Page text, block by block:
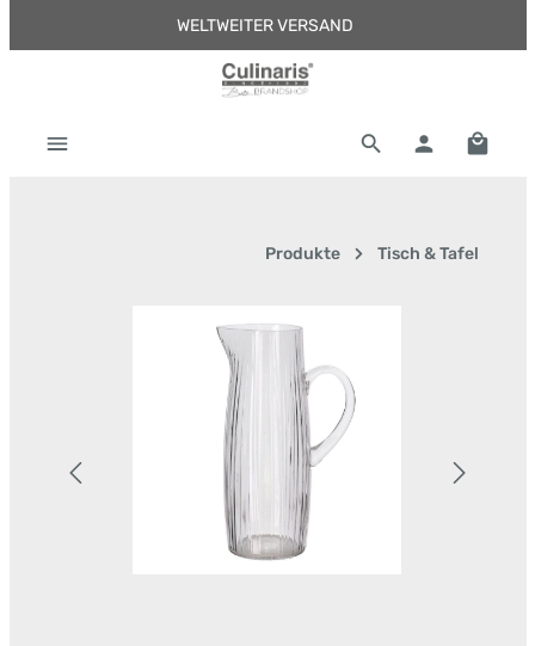
Zum Hauptinhalt springenWELTWEITER VERSAND
Produkte Tisch & Tafel